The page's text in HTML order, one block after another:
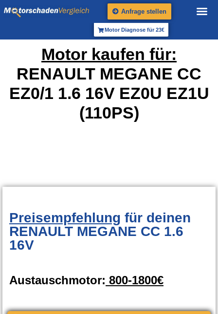
Anfrage stellen
Motor Diagnose für 23€
Motor kaufen für:
RENAULT MEGANE CC
EZ0/1 1.6 16V EZ0U EZ1U
(110PS)
Preisempfehlung für deinen
RENAULT MEGANE CC 1.6
16V
Austauschmotor: 800-1800€